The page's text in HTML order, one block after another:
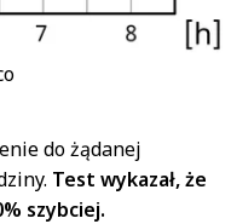
do żądanej
Test wykazał, że
szybciej.